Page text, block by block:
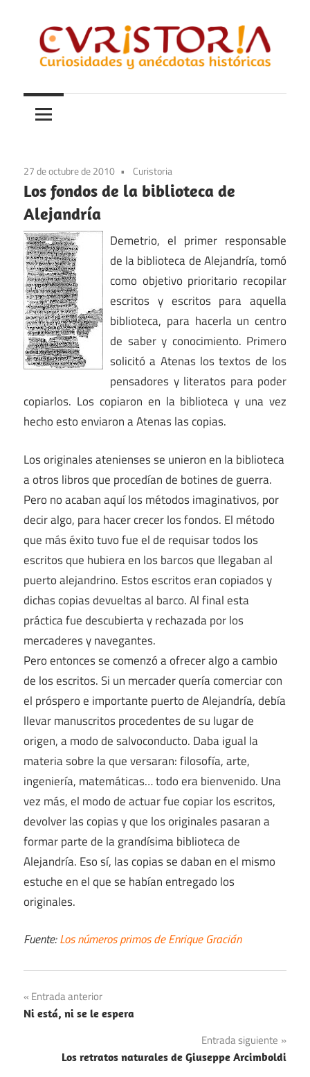
contenido
Curistoria
y
anécdotas
historia
27 de octubre de 2010 Curistoria
Los fondos de la biblioteca de
Alejandría
Demetrio, el primer responsable
de la biblioteca de Alejandría, tomó
como objetivo prioritario recopilar
escritos y escritos para aquella
biblioteca, para hacerla un centro
de saber y conocimiento. Primero
solicitó a Atenas los textos de los
pensadores y literatos para poder
copiarlos. Los copiaron en la biblioteca y una vez
hecho esto enviaron a Atenas las copias.
Los originales atenienses se unieron en la biblioteca
a otros libros que procedían de botines de guerra.
Pero no acaban aquí los métodos imaginativos, por
decir algo, para hacer crecer los fondos. El método
que más éxito tuvo fue el de requisar todos los
escritos que hubiera en los barcos que llegaban al
puerto alejandrino. Estos escritos eran copiados y
dichas copias devueltas al barco. Al final esta
práctica fue descubierta y rechazada por los
mercaderes y navegantes.
Pero entonces se comenzó a ofrecer algo a cambio
de los escritos. Si un mercader quería comerciar con
el próspero e importante puerto de Alejandría, debía
llevar manuscritos procedentes de su lugar de
origen, a modo de salvoconducto. Daba igual la
materia sobre la que versaran: filosofía, arte,
ingeniería, matemáticas… todo era bienvenido. Una
vez más, el modo de actuar fue copiar los escritos,
devolver las copias y que los originales pasaran a
formar parte de la grandísima biblioteca de
Alejandría. Eso sí, las copias se daban en el mismo
estuche en el que se habían entregado los
originales.
Fuente:Los números primos de Enrique Gracián
Navegación
de
entradas
Entrada anterior
Ni está, ni se le espera
Entrada siguiente
Los retratos naturales de Giuseppe Arcimboldi